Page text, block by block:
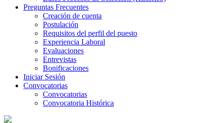
Preguntas Frecuentes
Creación de cuenta
Postulación
Requisitos del perfil del puesto
Experiencia Laboral
Evaluaciones
Entrevistas
Bonificaciones
Iniciar Sesión
Convocatorias
Convocatorias
Convocatoria Histórica